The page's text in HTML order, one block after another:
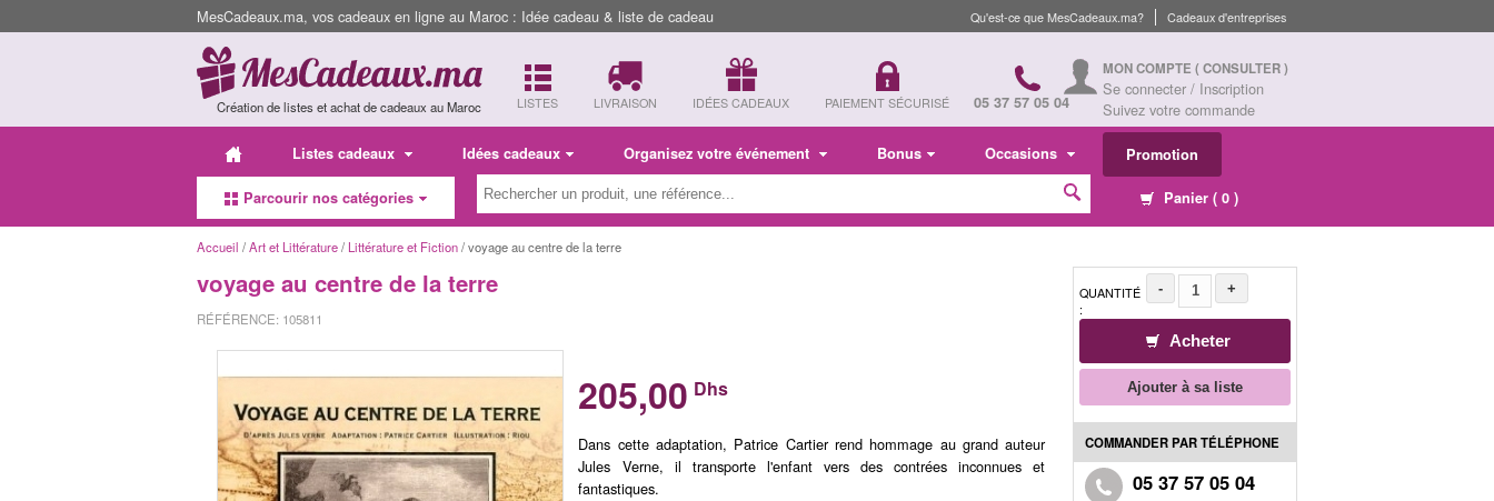
MesCadeaux.ma, vos cadeaux en ligne au Maroc : Idée cadeau & liste de cadeau Cadeaux d'entreprises
Qu'est-ce que MesCadeaux.ma?
Création de listes et achat de cadeaux au Maroc LISTES LIVRAISON IDÉES CADEAUX PAIEMENT SÉCURISÉ 05 37 57 05 04
MON COMPTE ( CONSULTER )
Se connecter / Inscription
Suivez votre commande
Listes cadeaux Idées cadeaux Organisez votre événement Bonus Occasions Promotion
Parcourir nos catégories Panier ( 0 )
Accueil /Art et Littérature/ Littérature et Fiction/ voyage au centre de la terre
voyage au centre de la terre
RÉFÉRENCE: 105811
205,00 Dhs
Dans cette adaptation, Patrice Cartier rend hommage au grand auteur
Jules Verne, il transporte l'enfant vers des contrées inconnues et
fantastiques.
QUANTITÉ
:
- +
Acheter
Ajouter à sa liste
COMMANDER PAR TÉLÉPHONE
05 37 57 05 04